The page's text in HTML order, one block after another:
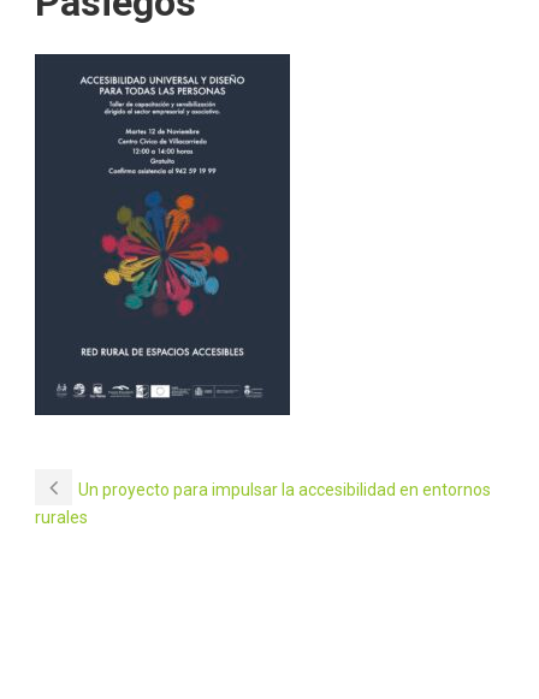
Un proyecto para impulsar la accesibilidad en entornos
rurales